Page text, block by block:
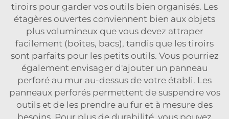
tiroirs pour garder vos outils bien organisés. Les
étagères ouvertes conviennent bien aux objets
plus volumineux que vous devez attraper
facilement (boîtes, bacs), tandis que les tiroirs
sont parfaits pour les petits outils. Vous pourriez
également envisager d'ajouter un panneau
perforé au mur au-dessus de votre établi. Les
panneaux perforés permettent de suspendre vos
outils et de les prendre au fur et à mesure des
besoins. Pour plus de durabilité, vous pouvez